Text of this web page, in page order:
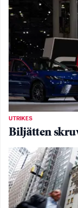
UTRIKES
Biljätten